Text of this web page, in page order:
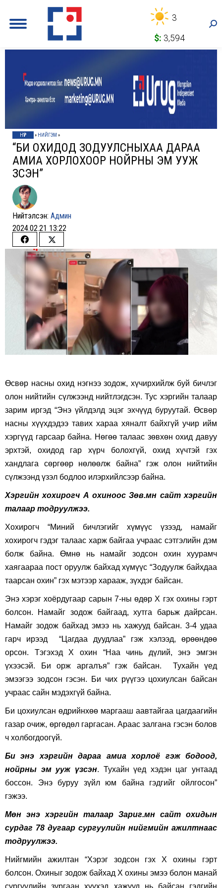
3
$: 3,594
НҮҮР » НИЙГЭМ »
“БИ ОХИДОД ЗОДУУЛСНЫХАА ДАРАА
АМИА ХОРЛОХООР НОЙРНЫ ЭМ УУЖ
ҮЗСЭН”
Нийтэлсэн: Админ
2024.02.21 13:22
Share
on
Facebook
Share
Twitter
Өсвөр насны охид нэгнээ зодож, хүчирхийлж буй бичлэг
олон нийтийн сүлжээнд нийтлэгдсэн. Тус хэргийн талаар
зарим иргэд “Энэ үйлдэлд эцэг эхчүүд буруутай. Өсвөр
насны хүүхдэдээ тавих хараа хяналт байхгүй учир ийм
хэргүүд гарсаар байна. Нөгөө талаас зөвхөн охид давуу
эрхтэй, охидод гар хүрч болохгүй, охид хүчтэй гэх
хандлага сөргөөр нөлөөлж байна” гэж олон нийтийн
сүлжээнд үзэл бодлоо илэрхийлсээр байна.
Хэргийн хохирогч А охиноос Зөв.мн сайт хэргийн
талаар тодруулжээ.
Хохирогч “Миний бичлэгийг хүмүүс үзээд, намайг
хохирогч гэдэг талаас харж байгаа учраас сэтгэлийн дэм
болж байна. Өмнө нь намайг зодсон охин хуурамч
хаягаараа пост оруулж байхад хүмүүс “Зодуулж байхдаа
таарсан охин” гэх мэтээр харааж, зүхдэг байсан.
Энэ хэрэг хоёрдугаар сарын 7-ны өдөр Х гэх охины гэрт
болсон. Намайг зодож байгаад, хутга барьж дайрсан.
Намайг зодож байхад эмээ нь хажууд байсан. 3-4 удаа
гарч ирээд “Цагдаа дуудлаа” гэж хэлээд, өрөөндөө
орсон. Тэгэхэд Х охин “Наа чинь дүлий, энэ эмгэн
үхээсэй. Би орж аргалъя” гэж байсан. Тухайн үед
эмээгээ зодсон гэсэн. Би чих рүүгээ цохиулсан байсан
учраас сайн мэдэхгүй байна.
Би цохиулсан өдрийнхөө маргааш аавтайгаа цагдаагийн
газар очиж, өргөдөл гаргасан. Араас залгана гэсэн болов
ч холбогдоогүй.
Би энэ хэргийн дараа амиа хорлоё гэж бодоод,
нойрны эм ууж үзсэн. Тухайн үед хэдэн цаг унтаад
боссон. Энэ буруу зүйл юм байна гэдгийг ойлгосон”
гэжээ.
Мөн энэ хэргийн талаар Зариг.мн сайт охидын
сурдаг 78 дугаар сургуулийн нийгмийн ажилтнаас
тодруулжээ.
Нийгмийн ажилтан “Хэрэг зодсон гэх Х охины гэрт
болсон. Охиныг зодож байхад Х охины эмээ болон манай
сургуулийн зургаан хүүхэд хажууд нь байсан гэдгийн